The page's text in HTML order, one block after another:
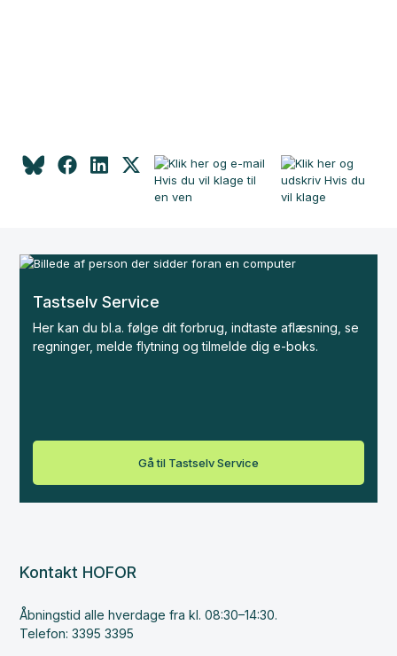
Tastselv Service
Her kan du bl.a. følge dit forbrug, indtaste aflæsning, se
regninger, melde flytning og tilmelde dig e-boks.
Gå til Tastselv Service
Kontakt HOFOR
Åbningstid alle hverdage fra kl. 08:30–14:30.
Telefon: 3395 3395